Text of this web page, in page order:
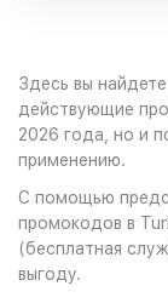
Здесь вы
действующие
2026 года, но и
применению.
С помощью
промокодов в
(бесплатная
выгоду.